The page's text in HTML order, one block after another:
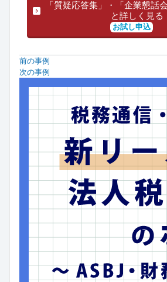
「質疑応答集」・「企業懇話
と詳しく見る
お試し申込
前の事例
次の事例